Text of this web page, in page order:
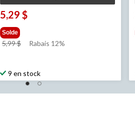
5,29 $
Solde
5,99 $
prixRabais 12%
9 en stock